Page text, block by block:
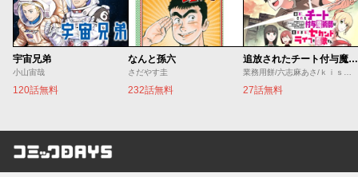
宇宙兄弟
小山宙哉
120話無料
なんと孫六
さだやす圭
232話無料
追放されたチート付与魔術師は気ままなセカンドライフを謳歌する。 ～俺は武器だけじゃなく、あらゆるものに『強化ポイント』を付与できるし、俺の意思でいつでも効果を解除できるけど、残った人たち大丈夫？～
27話無料
コミックDAYS